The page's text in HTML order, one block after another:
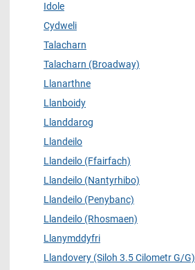
Idole
Cydweli
Talacharn
Talacharn (Broadway)
Llanarthne
Llanboidy
Llanddarog
Llandeilo
Llandeilo (Ffairfach)
Llandeilo (Nantyrhibo)
Llandeilo (Penybanc)
Llandeilo (Rhosmaen)
Llanymddyfri
Llandovery (Siloh 3.5 Cilometr G/G)